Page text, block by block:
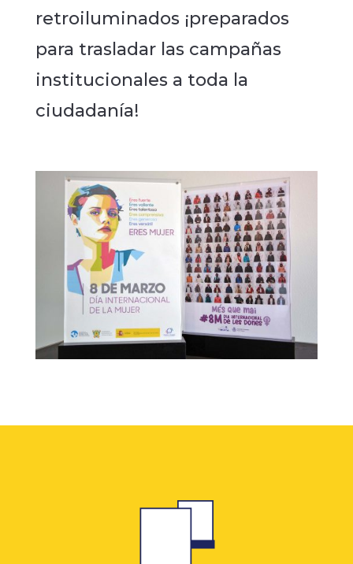
retroiluminados ¡preparados
para trasladar las campañas
institucionales a toda la
ciudadanía!